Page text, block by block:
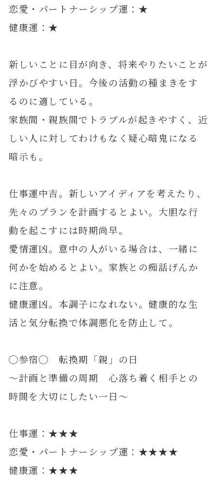
恋愛・パートナーシップ運：★
健康運：★
新しいことに目が向き、将来やりたいことが
浮かびやすい日。今後の活動の種まきをす
るのに適している。
家族間・親族間でトラブルが起きやすく、近
しい人に対してわけもなく疑心暗鬼になる
暗示も。
仕事運中吉。新しいアイディアを考えたり、
先々のプランを計画するとよい。大胆な行
動を起こすには時期尚早。
愛情運凶。意中の人がいる場合は、一緒に
何かを始めるとよい。家族との痴話げんか
に注意。
健康運凶。本調子になれない。健康的な生
活と気分転換で体調悪化を防止して。
◯参宿◯ 転換期「親」の日
～計画と準備の周期 心落ち着く相手との
時間を大切にしたい一日～
仕事運：★★★
恋愛・パートナーシップ運：★★★★
健康運：★★★